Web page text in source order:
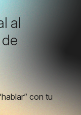
al
con tu